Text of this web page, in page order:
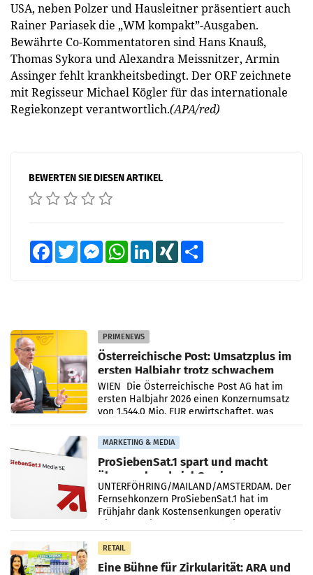
USA, neben Polzer und Hausleitner präsentiert auch
Rainer Pariasek die „WM kompakt”-Ausgaben.
Bewährte Co-Kommentatoren sind Hans Knauß,
Thomas Sykora und Alexandra Meissnitzer, Armin
Assinger fehlt krankheitsbedingt. Der ORF zeichnete
mit Regisseur Michael Kögler für das internationale
Regiekonzept verantwortlich.(APA/red)
BEWERTEN SIE DIESEN ARTIKEL
FacebookTwitter MessengerWhatsAppLinkedInXING
PRIMENEWS
Österreichische Post: Umsatzplus im
ersten Halbjahr trotz schwachem
Briefgeschäft
WIEN Die Österreichische Post AG hat im
ersten Halbjahr 2026 einen Konzernumsatz
von 1.544,0 Mio. EUR erwirtschaftet, was
einem Plus von 3,8 Prozent gegenüber dem
Vergleichszeitraum
MARKETING & MEDIA
ProSiebenSat.1 spart und macht
überraschend viel Gewinn
UNTERFÖHRING/MAILAND/AMSTERDAM. Der
Fernsehkonzern ProSiebenSat.1 hat im
Frühjahr dank Kostensenkungen operativ
RETAIL
Eine Bühne für Zirkularität: ARA und